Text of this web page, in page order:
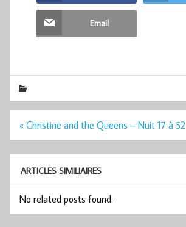
Email
Navigation
« Christine and the Queens – Nuit 17 à 52
ARTICLES SIMILIAIRES
No related posts found.